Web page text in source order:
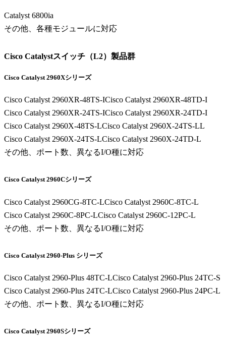
Catalyst 6800ia
その他、各種モジュールに対応
Cisco Catalystスイッチ（L2）製品群
Cisco Catalyst 2960Xシリーズ
Cisco Catalyst 2960XR-48TS-ICisco Catalyst 2960XR-48TD-I
Cisco Catalyst 2960XR-24TS-ICisco Catalyst 2960XR-24TD-I
Cisco Catalyst 2960X-48TS-LCisco Catalyst 2960X-24TS-LL
Cisco Catalyst 2960X-24TS-LCisco Catalyst 2960X-24TD-L
その他、ポート数、異なるI/O種に対応
Cisco Catalyst 2960Cシリーズ
Cisco Catalyst 2960CG-8TC-LCisco Catalyst 2960C-8TC-L
Cisco Catalyst 2960C-8PC-LCisco Catalyst 2960C-12PC-L
その他、ポート数、異なるI/O種に対応
Cisco Catalyst 2960-Plus シリーズ
Cisco Catalyst 2960-Plus 48TC-LCisco Catalyst 2960-Plus 24TC-S
Cisco Catalyst 2960-Plus 24TC-LCisco Catalyst 2960-Plus 24PC-L
その他、ポート数、異なるI/O種に対応
Cisco Catalyst 2960Sシリーズ